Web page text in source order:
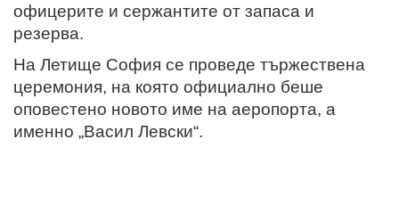
офицерите и сержантите от запаса и
резерва.
На Летище София се проведе тържествена
церемония, на която официално беше
оповестено новото име на аеропорта, а
именно „Васил Левски“.